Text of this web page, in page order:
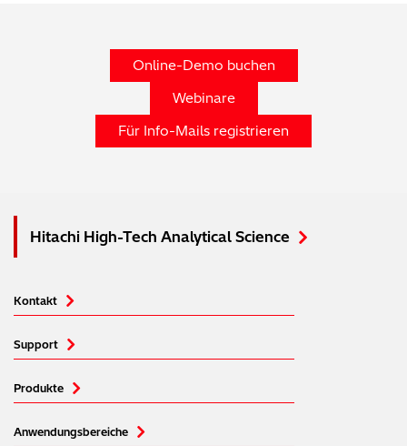
Online-Demo buchen
Webinare
Für Info-Mails registrieren
Hitachi High-Tech Analytical Science
Kontakt
Support
Produkte
Anwendungsbereiche